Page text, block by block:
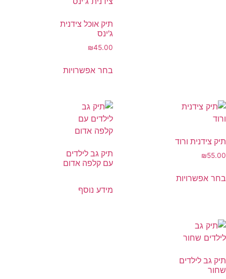
תיק אוכל צידנית
ג'ינס
₪45.00
בחר אפשרויות
תיק צידנית ורוד
₪55.00
בחר אפשרויות
תיק גב לילדים
עם קלפה אדום
מידע נוסף
תיק גב לילדים
שחור